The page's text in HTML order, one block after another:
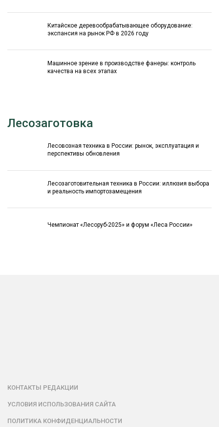
Китайское деревообрабатывающее оборудование:
экспансия на рынок РФ в 2026 году
Машинное зрение в производстве фанеры: контроль
качества на всех этапах
Лесозаготовка
Лесовозная техника в России: рынок, эксплуатация и
перспективы обновления
Лесозаготовительная техника в России: иллюзия выбора
и реальность импортозамещения
Чемпионат «Лесоруб-2025» и форум «Леса России»
КОНТАКТЫ РЕДАКЦИИ
УСЛОВИЯ ИСПОЛЬЗОВАНИЯ САЙТА
ПОЛИТИКА КОНФИДЕНЦИАЛЬНОСТИ